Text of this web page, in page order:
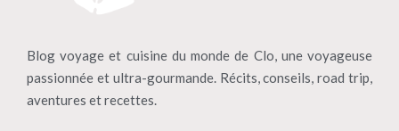
Blog voyage et cuisine du monde de Clo, une voyageuse
passionnée et ultra-gourmande. Récits, conseils, road trip,
aventures et recettes.